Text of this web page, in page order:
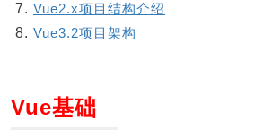
Vue2.x项目结构介绍
Vue3.2项目架构
Vue基础